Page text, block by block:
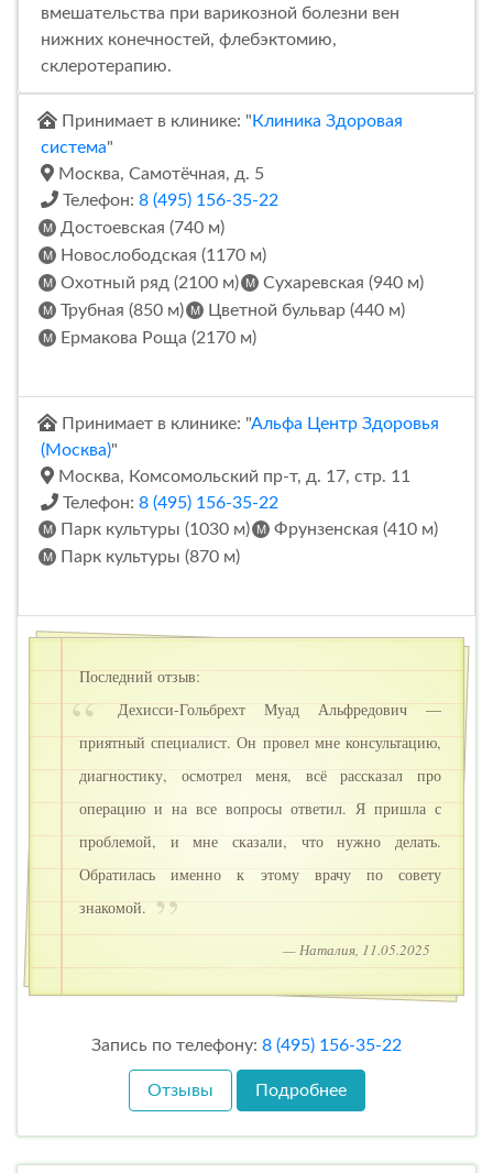
вмешательства при варикозной болезни вен
нижних конечностей, флебэктомию,
склеротерапию.
Принимает в клинике: " Клиника Здоровая
система"
Москва, Самотёчная, д. 5
Телефон: 8 (495) 156-35-22
Достоевская (740 м)
Новослободская (1170 м)
Охотный ряд (2100 м)
Сухаревская (940 м)
Трубная (850 м)
Цветной бульвар (440 м)
Ермакова Роща (2170 м)
Принимает в клинике: "Альфа Центр Здоровья
(Москва)"
Москва, Комсомольский пр-т, д. 17, стр. 11
Телефон: 8 (495) 156-35-22
Парк культуры (1030 м)
Фрунзенская (410 м)
Парк культуры (870 м)
Последний отзыв:
Дехисси-Гольбрехт Муад Альфредович —
приятный специалист. Он провел мне консультацию,
диагностику, осмотрел меня, всё рассказал про
операцию и на все вопросы ответил. Я пришла с
проблемой, и мне сказали, что нужно делать.
Обратилась именно к этому врачу по совету
знакомой.
— Наталия, 11.05.2025
Запись по телефону: 8 (495) 156-35-22
Отзывы Подробнее